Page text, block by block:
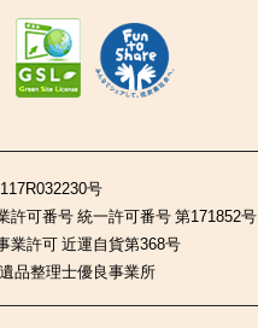
号
許可番号 統一許可番号 第171852号
業許可 近運自貨第368号
品整理士優良事業所